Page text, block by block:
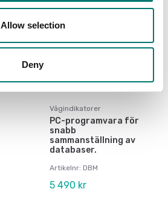
Allow selection
Deny
Vågindikatorer
PC-programvara för
snabb
sammanställning av
databaser.
Artikelnr: DBM
5 490 kr